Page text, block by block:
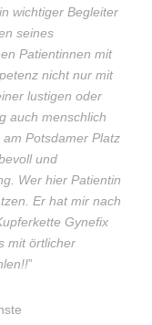
wichtiger Begleiter
seines
Patientinnen mit
nicht nur mit
lustigen oder
auch menschlich
Potsdamer Platz
und
Wer hier Patientin
Er hat mir nach
Gynefix
mit örtlicher
”